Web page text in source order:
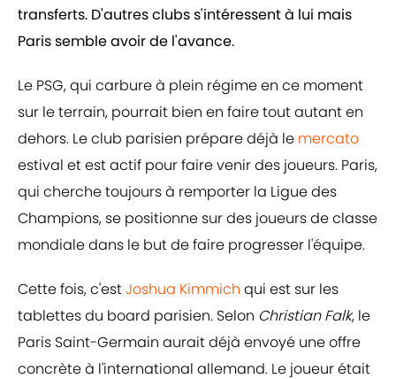
transferts. D'autres clubs s'intéressent à lui mais
Paris semble avoir de l'avance.
Le PSG, qui carbure à plein régime en ce moment
sur le terrain, pourrait bien en faire tout autant en
dehors. Le club parisien prépare déjà le mercato
estival et est actif pour faire venir des joueurs. Paris,
qui cherche toujours à remporter la Ligue des
Champions, se positionne sur des joueurs de classe
mondiale dans le but de faire progresser l'équipe.
Cette fois, c'estJoshua Kimmich qui est sur les
tablettes du board parisien. Selon Christian Falk, le
Paris Saint-Germain aurait déjà envoyé une offre
concrète à l'international allemand. Le joueur était